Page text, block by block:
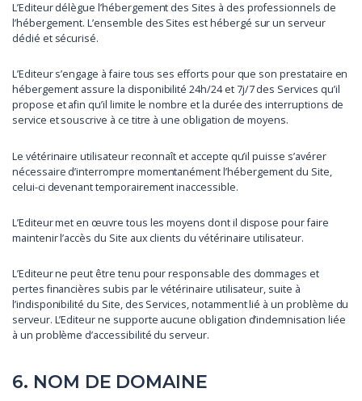
L’Editeur délègue l’hébergement des Sites à des professionnels de
l’hébergement. L’ensemble des Sites est hébergé sur un serveur
dédié et sécurisé.
L’Editeur s’engage à faire tous ses efforts pour que son prestataire en
hébergement assure la disponibilité 24h/24 et 7j/7 des Services qu’il
propose et afin qu’il limite le nombre et la durée des interruptions de
service et souscrive à ce titre à une obligation de moyens.
Le vétérinaire utilisateur reconnaît et accepte qu’il puisse s’avérer
nécessaire d’interrompre momentanément l’hébergement du Site,
celui-ci devenant temporairement inaccessible.
L’Editeur met en œuvre tous les moyens dont il dispose pour faire
maintenir l’accès du Site aux clients du vétérinaire utilisateur.
L’Editeur ne peut être tenu pour responsable des dommages et
pertes financières subis par le vétérinaire utilisateur, suite à
l’indisponibilité du Site, des Services, notamment lié à un problème du
serveur. L’Editeur ne supporte aucune obligation d’indemnisation liée
à un problème d’accessibilité du serveur.
6. NOM DE DOMAINE